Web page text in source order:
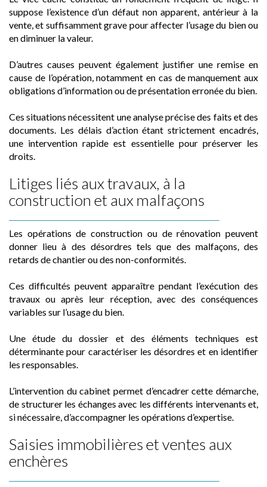
suppose l’existence d’un défaut non apparent, antérieur à la
vente, et suffisamment grave pour affecter l’usage du bien ou
en diminuer la valeur.
D’autres causes peuvent également justifier une remise en
cause de l’opération, notamment en cas de manquement aux
obligations d’information ou de présentation erronée du bien.
Ces situations nécessitent une analyse précise des faits et des
documents. Les délais d’action étant strictement encadrés,
une intervention rapide est essentielle pour préserver les
droits.
Litiges liés aux travaux, à la
construction et aux malfaçons
Les opérations de construction ou de rénovation peuvent
donner lieu à des désordres tels que des malfaçons, des
retards de chantier ou des non-conformités.
Ces difficultés peuvent apparaître pendant l’exécution des
travaux ou après leur réception, avec des conséquences
variables sur l’usage du bien.
Une étude du dossier et des éléments techniques est
déterminante pour caractériser les désordres et en identifier
les responsables.
L’intervention du cabinet permet d’encadrer cette démarche,
de structurer les échanges avec les différents intervenants et,
si nécessaire, d’accompagner les opérations d’expertise.
Saisies immobilières et ventes aux
enchères